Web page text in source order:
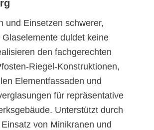
und Einsetzen schwerer,
duldet keine
den fachgerechten
Riegel-Konstruktionen,
Elementfassaden und
für repräsentative
Unterstützt durch
von Minikranen und